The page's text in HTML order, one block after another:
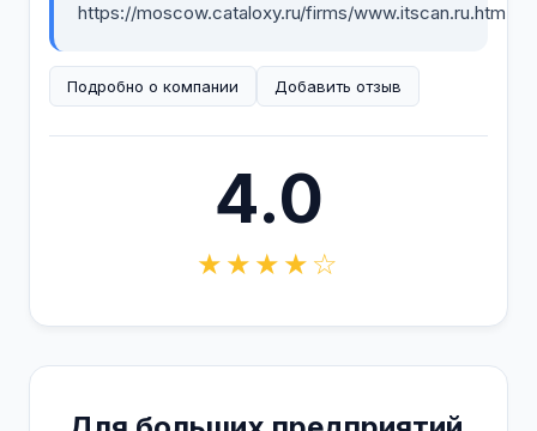
https://moscow.cataloxy.ru/firms/www.itscan.ru.htm
Подробно о компании Добавить отзыв
4.0
★★★★☆